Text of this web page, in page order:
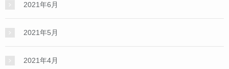
2021年6月
2021年5月
2021年4月